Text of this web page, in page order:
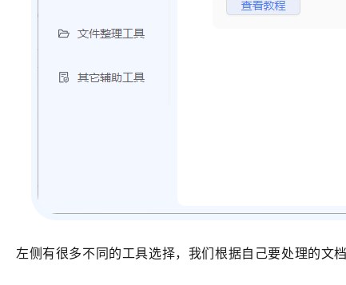
左侧有很多不同的工具选择，我们根据自己要处理的文